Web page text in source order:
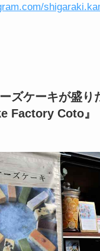
ズケーキが盛り
Factory Coto』